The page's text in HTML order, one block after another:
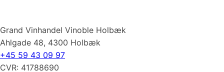
Grand Vinhandel Vinoble Holbæk
Ahlgade 48, 4300 Holbæk
+45 59 43 09 97
CVR: 41788690